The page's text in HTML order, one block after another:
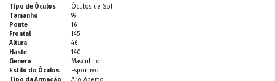
Tipo de Óculos
Óculos de Sol
Tamanho
99
Ponte
16
Frontal
145
Altura
46
Haste
140
Genero
Masculino
Estilo do Óculos
Esportivo